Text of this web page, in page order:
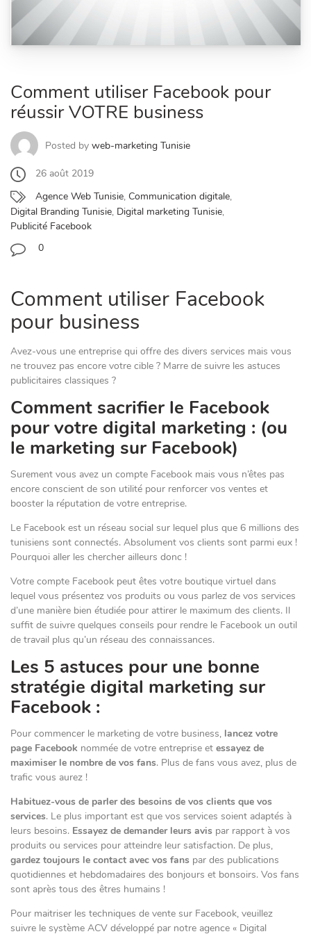
Comment utiliser Facebook pour
réussir VOTRE business
Posted by web-marketing Tunisie
26 août 2019
Agence Web Tunisie, Communication digitale,
Digital Branding Tunisie, Digital marketing Tunisie,
Publicité Facebook
0
Comment utiliser Facebook
pour business
Avez-vous une entreprise qui offre des divers services mais vous
ne trouvez pas encore votre cible ? Marre de suivre les astuces
publicitaires classiques ?
Comment sacrifier le Facebook
pour votre digital marketing : (ou
le marketing sur Facebook)
Surement vous avez un compte Facebook mais vous n’êtes pas
encore conscient de son utilité pour renforcer vos ventes et
booster la réputation de votre entreprise.
Le Facebook est un réseau social sur lequel plus que 6 millions des
tunisiens sont connectés. Absolument vos clients sont parmi eux !
Pourquoi aller les chercher ailleurs donc !
Votre compte Facebook peut êtes votre boutique virtuel dans
lequel vous présentez vos produits ou vous parlez de vos services
d’une manière bien étudiée pour attirer le maximum des clients. Il
suffit de suivre quelques conseils pour rendre le Facebook un outil
de travail plus qu’un réseau des connaissances.
Les 5 astuces pour une bonne
stratégie digital marketing sur
Facebook :
Pour commencer le marketing de votre business, lancez votre
page Facebook nommée de votre entreprise et essayez de
maximiser le nombre de vos fans. Plus de fans vous avez, plus de
trafic vous aurez !
Habituez-vous de parler des besoins de vos clients que vos
services. Le plus important est que vos services soient adaptés à
leurs besoins. Essayez de demander leurs avis par rapport à vos
produits ou services pour atteindre leur satisfaction. De plus,
gardez toujours le contact avec vos fans par des publications
quotidiennes et hebdomadaires des bonjours et bonsoirs. Vos fans
sont après tous des êtres humains !
Pour maitriser les techniques de vente sur Facebook, veuillez
suivre le système ACV développé par notre agence « Digital